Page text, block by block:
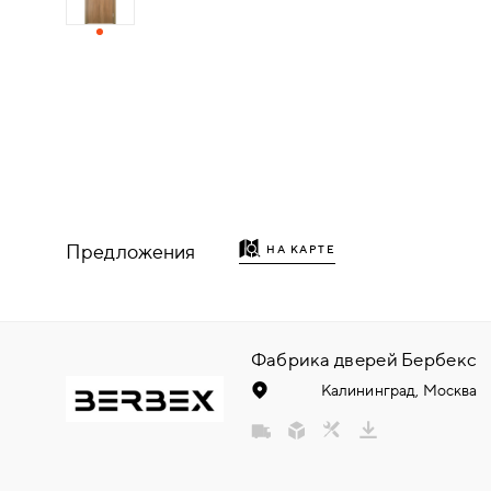
ДЕРЕВЯННЫЕ
НАЗАД
НАПОЛЬНЫЕ
Предложения НА КАРТЕ
Фабрика дверей Бербекс
Калининград, Москва